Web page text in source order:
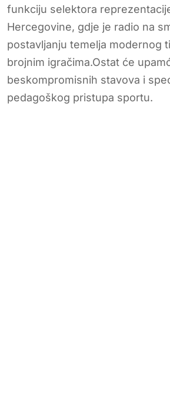
funkciju selektora
Hercegovine, gdje je radio na
postavljanju temelja modernog
brojnim igračima.Ostat će
beskompromisnih stavova i
pedagoškog pristupa sportu.